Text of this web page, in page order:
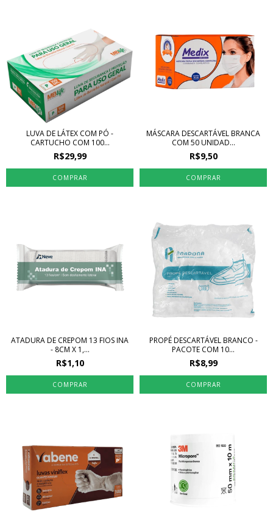
LUVA DE LÁTEX COM PÓ -
CARTUCHO COM 100...
R$29,99
COMPRAR
MÁSCARA DESCARTÁVEL BRANCA
COM 50 UNIDAD...
R$9,50
ATADURA DE CREPOM 13 FIOS INA
- 8CM X 1,...
R$1,10
PROPÉ DESCARTÁVEL BRANCO -
PACOTE COM 10...
R$8,99